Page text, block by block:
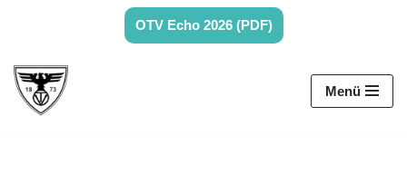
Inhalt
springen
OTV Echo 2026 (PDF)
Menü